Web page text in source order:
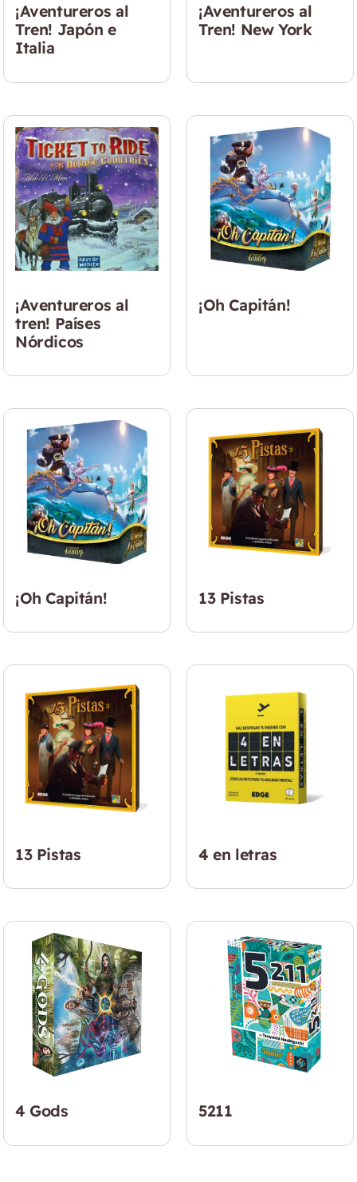
¡Aventureros al
Tren! Japón e
Italia
¡Aventureros al
Tren! New York
¡Aventureros al
tren! Países
Nórdicos
¡Oh Capitán!
¡Oh Capitán! 13 Pistas
13 Pistas 4 en letras
4 Gods 5211